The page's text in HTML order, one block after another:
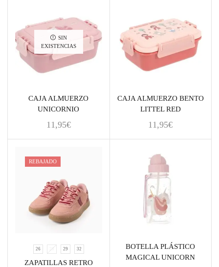
SIN
EXISTENCIAS
CAJA ALMUERZO
UNICORNIO
11,95€
CAJA ALMUERZO BENTO
LITTEL RED
11,95€
REBAJADO
26 28 29 32
ZAPATILLAS RETRO
BOTELLA PLÁSTICO
MAGICAL UNICORN